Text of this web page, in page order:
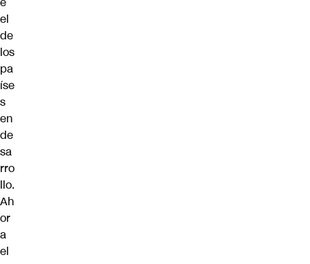
el
de
los
pa
íse
s
en
de
sa
rro
llo.
Ah
or
a
el